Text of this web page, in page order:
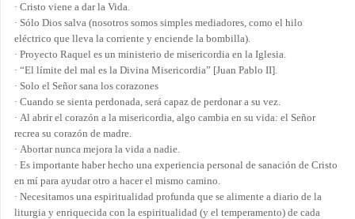
· Cristo viene a dar la Vida.
· Sólo Dios salva (nosotros somos simples mediadores, como el hilo
eléctrico que lleva la corriente y enciende la bombilla).
· Proyecto Raquel es un ministerio de misericordia en la Iglesia.
· “El límite del mal es la Divina Misericordia” [Juan Pablo II].
· Solo el Señor sana los corazones
· Cuando se sienta perdonada, será capaz de perdonar a su vez.
· Al abrir el corazón a la misericordia, algo cambia en su vida: el Señor
recrea su corazón de madre.
· Abortar nunca mejora la vida a nadie.
· Es importante haber hecho una experiencia personal de sanación de Cristo
en mí para ayudar otro a hacer el mismo camino.
· Necesitamos una espiritualidad profunda que se alimente a diario de la
liturgia y enriquecida con la espiritualidad (y el temperamento) de cada